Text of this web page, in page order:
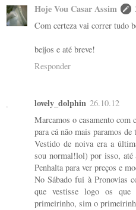
Hoje Vou Casar Assim
Com certeza vai correr tudo
beijos e até breve!
Responder
lovely_dolphin 26.10.12
Marcamos o casamento com
para cá não mais paramos
Vestido de noiva era a
sou normal!lol) por isso, até
Penhalta para ver preços e
No Sábado fui à Pronovias
que vestisse logo os que
primeirinho, sim o